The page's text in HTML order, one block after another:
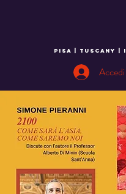
PISA | TUSCANY |
Accedi